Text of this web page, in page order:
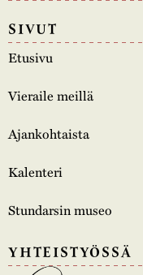
SIVUT
Etusivu
Vieraile meillä
Ajankohtaista
Kalenteri
Stundarsin museo
YHTEISTYÖSSÄ